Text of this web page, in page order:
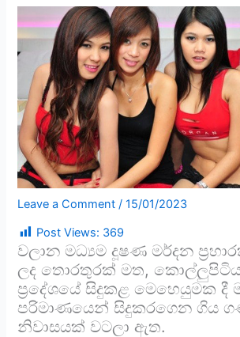
Leave a Comment /15/01/2023
Post Views: 369
වලාන මධ්‍යම දූෂණ මර්දන
ලද තොරතුරක් මත, කොල්ලුපිටිය
ප්‍රදේශයේ සිදුකළ මෙහෙයුමක දී
පරිමාණයෙන් සිදුකරගෙන ගිය
නිවාසයක් වටලා ඇත.